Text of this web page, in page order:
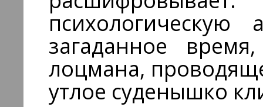
загаданное
лоцмана,
утлое суденышко